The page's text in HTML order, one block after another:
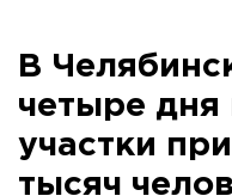
В
четыре дня
участки
тысяч